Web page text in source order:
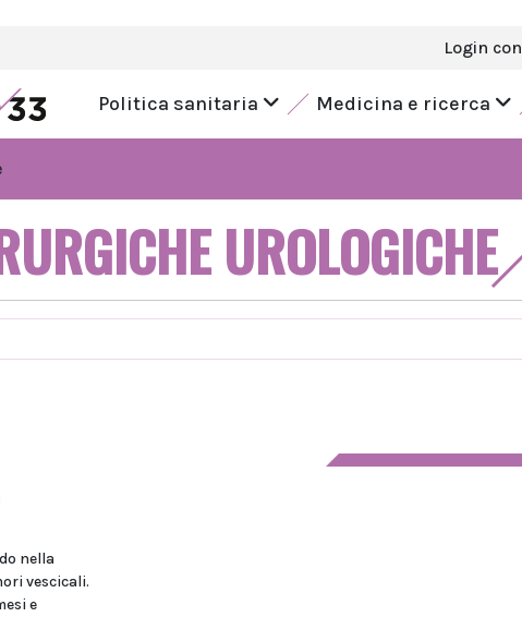
Login con
Politica sanitaria Medicina e ricerca
UROLOGICHE
nella
vescicali.
e